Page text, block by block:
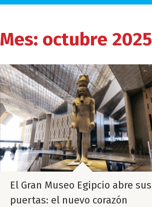
Mes: octubre 2025
El Gran Museo Egipcio abre sus
puertas: el nuevo corazón